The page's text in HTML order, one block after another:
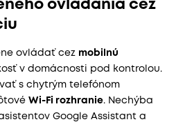
ovládania cez
ovládať cez mobilnú
v domácnosti pod kontrolou.
s chytrým telefónom
Wi-Fi rozhranie. Nechýba
Google Assistant a